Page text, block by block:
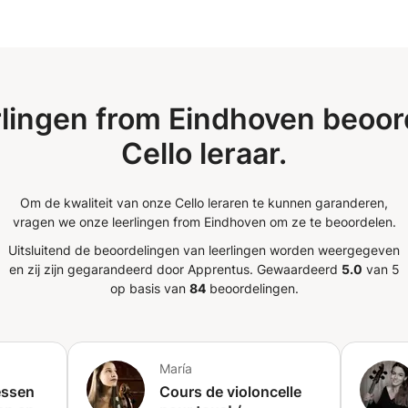
jaren bij mij zijn gebleven . Ik kon ook
aandacht en methoden aan elk van
heeft, neem dan
from Eindhoven
Cello leraar.
Om de kwaliteit van onze Cello leraren te kunnen garanderen,
vragen we onze leerlingen from Eindhoven om ze te beoordelen.
Uitsluitend de beoordelingen van leerlingen worden weergegeven
en zij zijn gegarandeerd door Apprentus. Gewaardeerd 5.0 van 5
op basis van 84beoordelingen.
María
Cours de violoncelle